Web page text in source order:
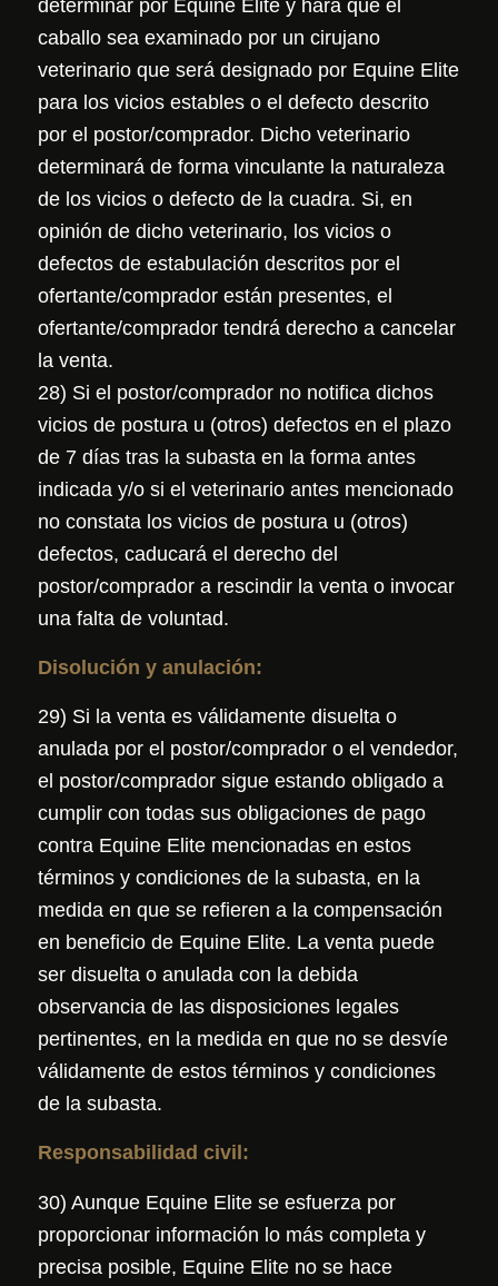
determinar por Equine Elite y hará que el
caballo sea examinado por un cirujano
veterinario que será designado por Equine Elite
para los vicios estables o el defecto descrito
por el postor/comprador. Dicho veterinario
determinará de forma vinculante la naturaleza
de los vicios o defecto de la cuadra. Si, en
opinión de dicho veterinario, los vicios o
defectos de estabulación descritos por el
ofertante/comprador están presentes, el
ofertante/comprador tendrá derecho a cancelar
la venta.
28) Si el postor/comprador no notifica dichos
vicios de postura u (otros) defectos en el plazo
de 7 días tras la subasta en la forma antes
indicada y/o si el veterinario antes mencionado
no constata los vicios de postura u (otros)
defectos, caducará el derecho del
postor/comprador a rescindir la venta o invocar
una falta de voluntad.
Disolución y anulación:
29) Si la venta es válidamente disuelta o
anulada por el postor/comprador o el vendedor,
el postor/comprador sigue estando obligado a
cumplir con todas sus obligaciones de pago
contra Equine Elite mencionadas en estos
términos y condiciones de la subasta, en la
medida en que se refieren a la compensación
en beneficio de Equine Elite. La venta puede
ser disuelta o anulada con la debida
observancia de las disposiciones legales
pertinentes, en la medida en que no se desvíe
válidamente de estos términos y condiciones
de la subasta.
Responsabilidad civil:
30) Aunque Equine Elite se esfuerza por
proporcionar información lo más completa y
precisa posible, Equine Elite no se hace